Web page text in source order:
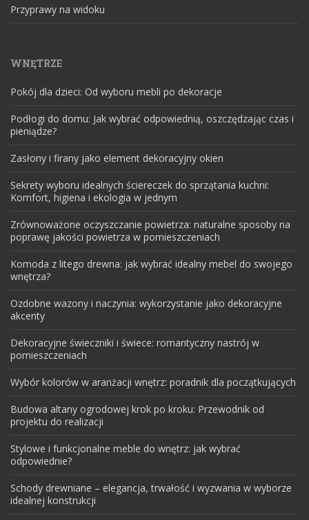
Przyprawy na widoku
WNĘTRZE
Pokój dla dzieci: Od wyboru mebli po dekoracje
Podłogi do domu: Jak wybrać odpowiednią, oszczędzając czas i
pieniądze?
Zasłony i firany jako element dekoracyjny okien
Sekrety wyboru idealnych ściereczek do sprzątania kuchni:
Komfort, higiena i ekologia w jednym
Zrównoważone oczyszczanie powietrza: naturalne sposoby na
poprawę jakości powietrza w pomieszczeniach
Komoda z litego drewna: jak wybrać idealny mebel do swojego
wnętrza?
Ozdobne wazony i naczynia: wykorzystanie jako dekoracyjne
akcenty
Dekoracyjne świeczniki i świece: romantyczny nastrój w
pomieszczeniach
Wybór kolorów w aranżacji wnętrz: poradnik dla początkujących
Budowa altany ogrodowej krok po kroku: Przewodnik od
projektu do realizacji
Stylowe i funkcjonalne meble do wnętrz: jak wybrać
odpowiednie?
Schody drewniane – elegancja, trwałość i wyzwania w wyborze
idealnej konstrukcji